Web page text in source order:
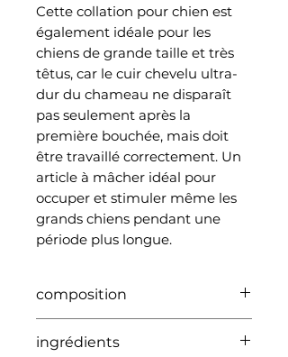
Cette collation pour chien est
également idéale pour les
chiens de grande taille et très
têtus, car le cuir chevelu ultra-
dur du chameau ne disparaît
pas seulement après la
première bouchée, mais doit
être travaillé correctement. Un
article à mâcher idéal pour
occuper et stimuler même les
grands chiens pendant une
période plus longue.
composition
(monoprotéine), sans grains
ingrédients